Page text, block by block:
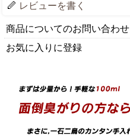
レビューを書く
商品についてのお問い合わせ
お気に入りに登録